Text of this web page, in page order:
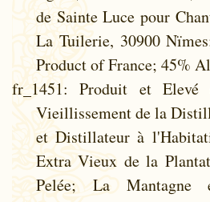
de Sainte Luce pour
La Tuilerie, 30900
Product of France; 45%
fr_1451: Produit et Elevé
Vieillissement de la
et Distillateur à
Extra Vieux de la
Pelée; La Mantagne